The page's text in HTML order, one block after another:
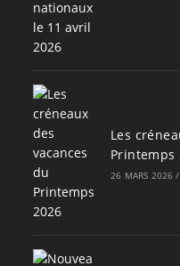
Les
Printemps
26 MARS 2026 /